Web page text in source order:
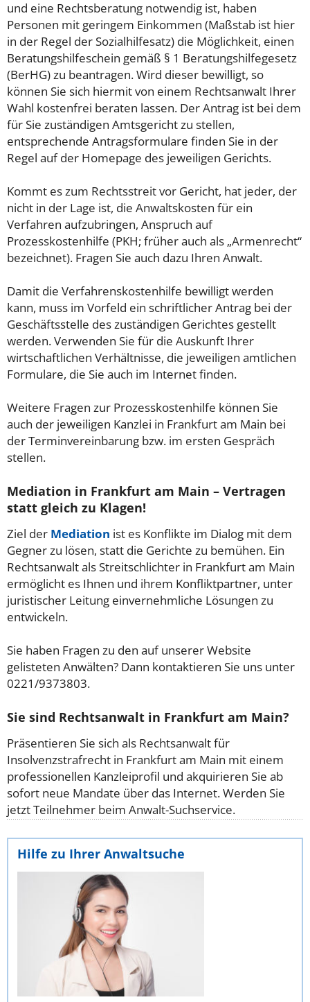
und eine Rechtsberatung notwendig ist, haben
Personen mit geringem Einkommen (Maßstab ist hier
in der Regel der Sozialhilfesatz) die Möglichkeit, einen
Beratungshilfeschein gemäß § 1 Beratungshilfegesetz
(BerHG) zu beantragen. Wird dieser bewilligt, so
können Sie sich hiermit von einem Rechtsanwalt Ihrer
Wahl kostenfrei beraten lassen. Der Antrag ist bei dem
für Sie zuständigen Amtsgericht zu stellen,
entsprechende Antragsformulare finden Sie in der
Regel auf der Homepage des jeweiligen Gerichts.
Kommt es zum Rechtsstreit vor Gericht, hat jeder, der
nicht in der Lage ist, die Anwaltskosten für ein
Verfahren aufzubringen, Anspruch auf
Prozesskostenhilfe (PKH; früher auch als „Armenrecht“
bezeichnet). Fragen Sie auch dazu Ihren Anwalt.
Damit die Verfahrenskostenhilfe bewilligt werden
kann, muss im Vorfeld ein schriftlicher Antrag bei der
Geschäftsstelle des zuständigen Gerichtes gestellt
werden. Verwenden Sie für die Auskunft Ihrer
wirtschaftlichen Verhältnisse, die jeweiligen amtlichen
Formulare, die Sie auch im Internet finden.
Weitere Fragen zur Prozesskostenhilfe können Sie
auch der jeweiligen Kanzlei in Frankfurt am Main bei
der Terminvereinbarung bzw. im ersten Gespräch
stellen.
Mediation in Frankfurt am Main – Vertragen
statt gleich zu Klagen!
Ziel der Mediation ist es Konflikte im Dialog mit dem
Gegner zu lösen, statt die Gerichte zu bemühen. Ein
Rechtsanwalt als Streitschlichter in Frankfurt am Main
ermöglicht es Ihnen und ihrem Konfliktpartner, unter
juristischer Leitung einvernehmliche Lösungen zu
entwickeln.
Sie haben Fragen zu den auf unserer Website
gelisteten Anwälten? Dann kontaktieren Sie uns unter
0221/9373803.
Sie sind Rechtsanwalt in Frankfurt am Main?
Präsentieren Sie sich als Rechtsanwalt für
Insolvenzstrafrecht in Frankfurt am Main mit einem
professionellen Kanzleiprofil und akquirieren Sie ab
sofort neue Mandate über das Internet. Werden Sie
jetzt Teilnehmer beim Anwalt-Suchservice.
Hilfe zu Ihrer Anwaltsuche